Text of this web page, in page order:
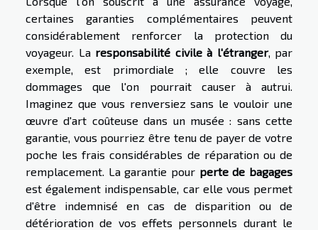
certaines garanties complémentaires peuvent
considérablement renforcer la protection du
voyageur. La responsabilité civile à l'étranger, par
exemple, est primordiale ; elle couvre les
dommages que l'on pourrait causer à autrui.
Imaginez que vous renversiez sans le vouloir une
œuvre d'art coûteuse dans un musée : sans cette
garantie, vous pourriez être tenu de payer de votre
poche les frais considérables de réparation ou de
remplacement. La garantie pour perte de bagages
est également indispensable, car elle vous permet
d'être indemnisé en cas de disparition ou de
détérioration de vos effets personnels durant le